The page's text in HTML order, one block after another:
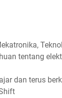
tentang
dan terus